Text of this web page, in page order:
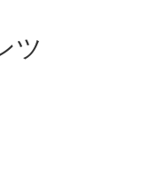
ツ